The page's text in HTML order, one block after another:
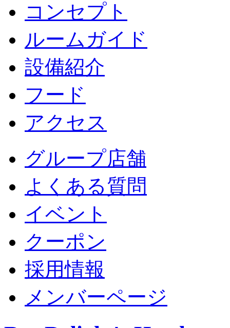
コンセプト
ルームガイド
設備紹介
フード
アクセス
グループ店舗
よくある質問
イベント
クーポン
採用情報
メンバーページ